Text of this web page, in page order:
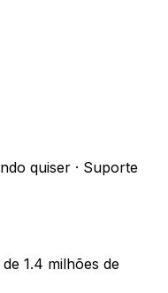
quiser · Suporte
1.4 milhões de